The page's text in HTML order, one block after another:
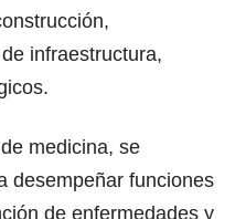
infraestructura,
medicina, se
desempeñar funciones
de enfermedades y